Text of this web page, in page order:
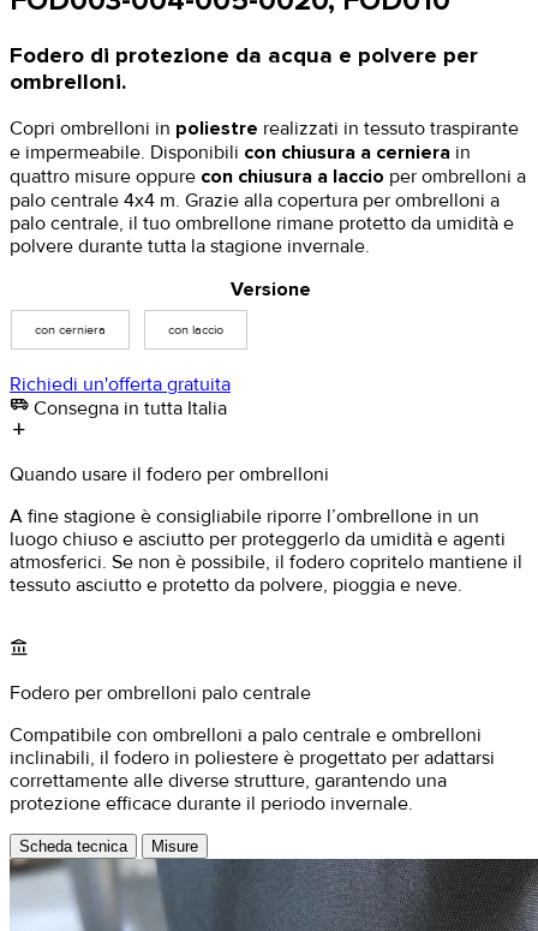
Fodero di protezione da acqua e polvere per
ombrelloni.
Copri ombrelloni in poliestre realizzati in tessuto traspirante
e impermeabile. Disponibili con chiusura a cerniera in
quattro misure oppure con chiusura a laccio per ombrelloni a
palo centrale 4x4 m. Grazie alla copertura per ombrelloni a
palo centrale, il tuo ombrellone rimane protetto da umidità e
polvere durante tutta la stagione invernale.
Versione
con cerniera con laccio
Richiedi un'offerta gratuita
airport_shuttle Consegna in tutta Italia
add
Quando usare il fodero per ombrelloni
A fine stagione è consigliabile riporre l’ombrellone in un
luogo chiuso e asciutto per proteggerlo da umidità e agenti
atmosferici. Se non è possibile, il fodero copritelo mantiene il
tessuto asciutto e protetto da polvere, pioggia e neve.
account_balance
Fodero per ombrelloni palo centrale
Compatibile con ombrelloni a palo centrale e ombrelloni
inclinabili, il fodero in poliestere è progettato per adattarsi
correttamente alle diverse strutture, garantendo una
protezione efficace durante il periodo invernale.
Scheda tecnica Misure